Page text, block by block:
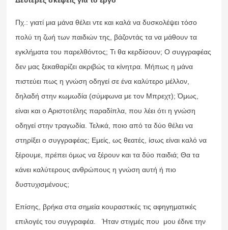
Πχ.: γιατί μια μάνα θέλει ντε και καλά να δυσκολέψει τόσο
πολύ τη ζωή των παιδιών της, βάζοντάς τα να μάθουν τα
εγκλήματα του παρελθόντος; Τι θα κερδίσουν; Ο συγγραφέας
δεν μας ξεκαθαρίζει ακριβώς τα κίνητρα. Μήπως η μάνα
πιστεύει πως η γνώση οδηγεί σε ένα καλύτερο μέλλον,
δηλαδή στην κωμωδία (σύμφωνα με τον Μπρεχτ); Όμως,
είναι και ο Αριστοτέλης παραδίπλα, που λέει ότι η γνώση
οδηγεί στην τραγωδία. Τελικά, ποιο από τα δύο θέλει να
στηρίξει ο συγγραφέας; Εμείς, ως θεατές, ίσως είναι καλό να
ξέρουμε, πρέπει όμως να ξέρουν και τα δύο παιδιά; Θα τα
κάνει καλύτερους ανθρώπους η γνώση αυτή ή πιο
δυστυχισμένους;
Επίσης, βρήκα στα σημεία κουραστικές τις αφηγηματικές
επιλογές του συγγραφέα. Ήταν στιγμές που μου έδινε την